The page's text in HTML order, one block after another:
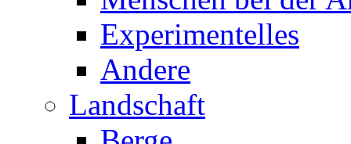
Experimentelles
Andere
Landschaft